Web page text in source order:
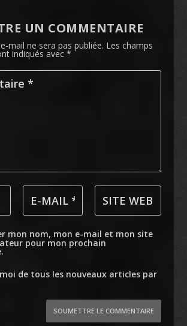
UN COMMENTAIRE
mail ne sera pas publiée. Les champs
indiqués avec *
mon nom, mon e-mail et mon site
pour mon prochain
de tous les nouveaux articles par
SOUMETTRE LE COMMENTAIRE